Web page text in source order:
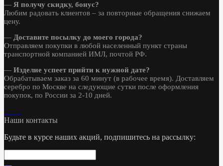
— Я получу скидку, бонус?
Любим радовать клиентов – за повторные обращения снижаем
цену.
— Доставите посылку до моего города?
Отправляем покупки в любой населенный пункт страны
транспортной компанией ИМЛ, почтой РФ.
— Изделие успеет прийти к нужной дате?
Обрабатываем заказ за 60 минут (в рабочее время). Доставляем
серебро по Москве на следующие сутки после оформления
покупок, по России за 2-10 дней.
Наши контакты
Будьте в курсе наших акций, подпишитесь на рассылку: